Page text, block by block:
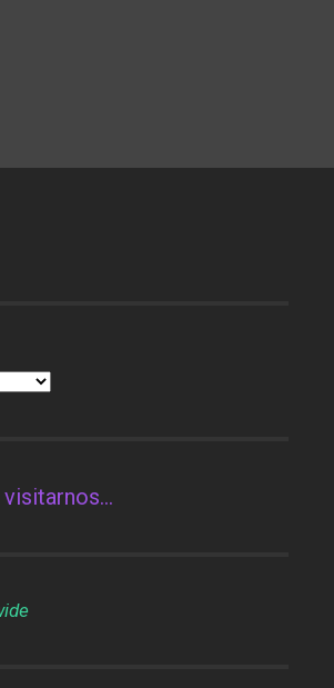
visitarnos…